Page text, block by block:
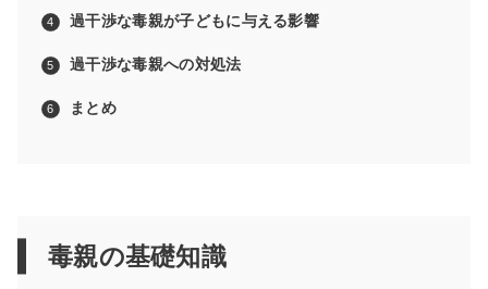
過干渉な毒親が子どもに与える影響
過干渉な毒親への対処法
まとめ
毒親の基礎知識